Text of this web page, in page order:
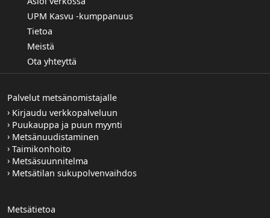
UPM Kasvu -kumppanuus
Tietoa
Meistä
Ota yhteyttä
Palvelut metsänomistajalle
Kirjaudu verkkopalveluun
Puukauppa ja puun myynti
Metsänuudistaminen
Taimikonhoito
Metsäsuunnitelma
Metsätilan sukupolvenvaihdos
Metsätietoa